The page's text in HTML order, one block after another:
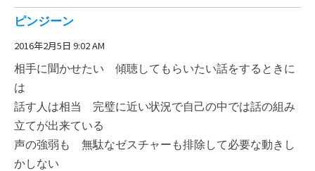
ピンジーン
2016年2月5日 9:02 AM
相手に聞かせたい 傾聴してもらいたい話をするときに
は
話す人は相当 完璧に近い状況で自己の中では話の組み
立てが出来ている
声の強弱も 無駄なゼスチャーも排除して必要な動きし
かしない